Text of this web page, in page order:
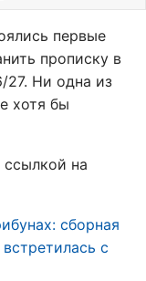
первые
прописку в
27. Ни одна из
хотя бы
ссылкой на
сборная
с